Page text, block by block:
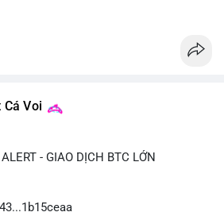
tháng 9.
đến tâm lý nhà đầu tư.
Voi
- GIAO DỊCH BTC LỚN